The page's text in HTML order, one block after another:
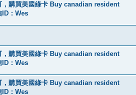
，購買美國綠卡 Buy canadian resident
ID：Wes
，購買美國綠卡 Buy canadian resident
ID：Wes
，購買美國綠卡 Buy canadian resident
ID：Wes